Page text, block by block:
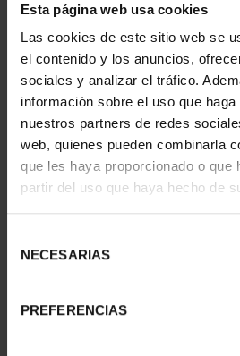
Esta página web usa cookies
Las cookies de este sitio web se
el contenido y los anuncios,
sociales y analizar el tráfico.
información sobre el uso que
nuestros partners de redes
web, quienes pueden combinarla
que les haya proporcionado o que
partir del uso que haya hecho de
NECESARIAS
PREFERENCIAS
SUSCRIPCIÓN
CAPITALES DE
PROVINCIA 1
949,00 €
Sólo para usuarios
registrados